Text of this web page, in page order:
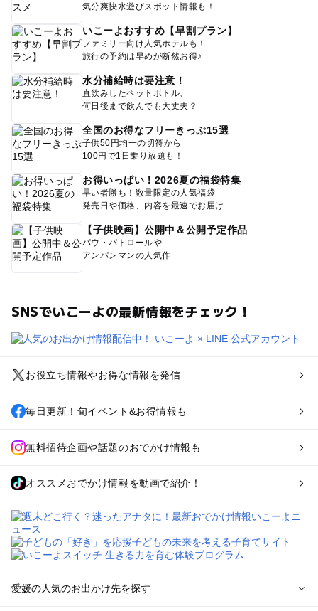
気分爽快水遊びスポット情報も！
いこーよおすすめ【早割プラン】
ファミリー向け人気ホテルも！
旅行の予約は早めが断然お得♪
水分補給時は要注意！
直飲みしたペットボトル、
何日後まで飲んでも大丈夫？
全国のお得なフリーきっぷ15選
子供50円均一の切符から
100円で1日乗り放題も！
お得いっぱい！2026夏の福袋特集
早い者勝ち！数量限定の人気福袋
発売日や価格、内容を最速でお届け
【子供映画】公開中＆公開予定作品
パウ・パトロールや
アンパンマンの人気作
SNSでいこーよの最新情報をチェック！
お役立ち情報やお得な情報を発信
毎日更新！旬イベント&お得情報も
無料招待企画や話題のおでかけ情報も
オススメおでかけ情報を動画で紹介！
愛媛の人気のお出かけ先を探す